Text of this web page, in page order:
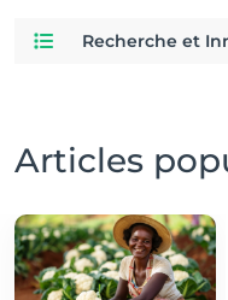
Recherche et
Articles